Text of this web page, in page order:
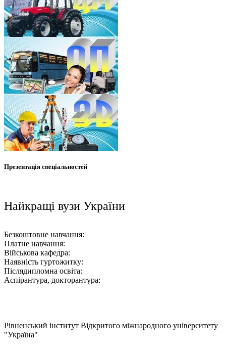
Презентація спеціальностей
Найкращі вузи України
Безкоштовне навчання:
Платне навчання:
Військова кафедра:
Наявність гуртожитку:
Післядипломна освіта:
Аспірантура, докторантура:
Рівненський інститут Відкритого міжнародного університету
"Україна"